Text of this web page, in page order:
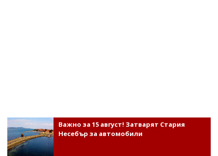
Важно за 15 август! Затварят Стария
Несебър за автомобили